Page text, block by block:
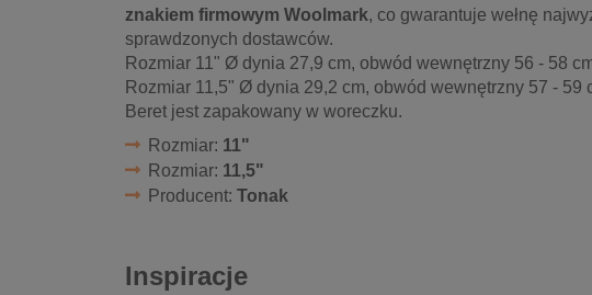
znakiem firmowym Woolmark, co gwarantuje wełnę
sprawdzonych dostawców.
Rozmiar 11" Ø dynia 27,9 cm, obwód wewnętrzny 56 - 58
Rozmiar 11,5" Ø dynia 29,2 cm, obwód wewnętrzny 57 - 59
Beret jest zapakowany w woreczku.
Rozmiar: 11"
Rozmiar: 11,5"
Producent: Tonak
Inspiracje